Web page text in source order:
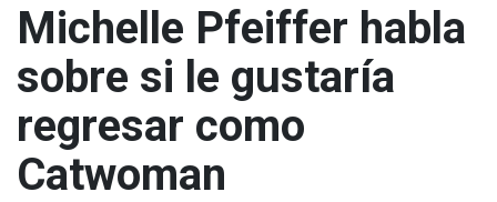
Michelle Pfeiffer habla
sobre si le gustaría
regresar como
Catwoman